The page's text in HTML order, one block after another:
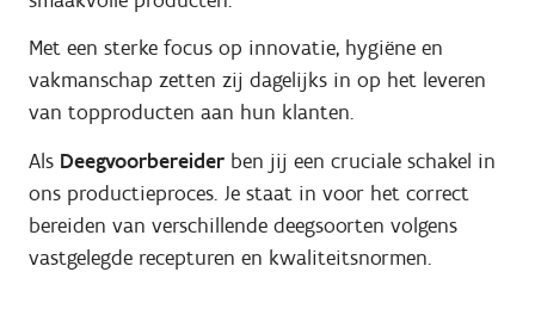
Met een sterke focus op innovatie, hygiëne en
vakmanschap zetten zij dagelijks in op het leveren
van topproducten aan hun klanten.
Als Deegvoorbereider ben jij een cruciale schakel in
ons productieproces. Je staat in voor het correct
bereiden van verschillende deegsoorten volgens
vastgelegde recepturen en kwaliteitsnormen.